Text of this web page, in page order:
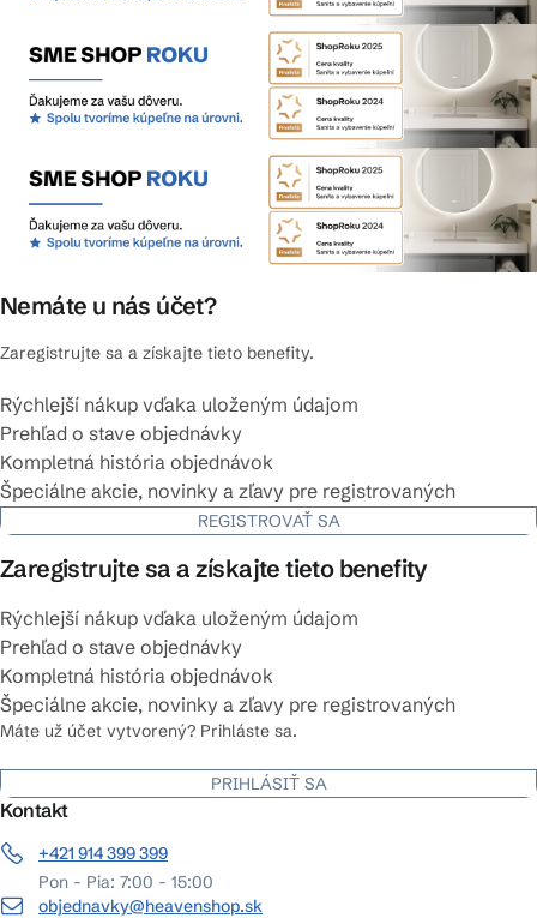
Nemáte u nás účet?
Zaregistrujte sa a získajte tieto benefity.
Rýchlejší nákup vďaka uloženým údajom
Prehľad o stave objednávky
Kompletná história objednávok
Špeciálne akcie, novinky a zľavy pre registrovaných
REGISTROVAŤ SA
Zaregistrujte sa a získajte tieto benefity
Rýchlejší nákup vďaka uloženým údajom
Prehľad o stave objednávky
Kompletná história objednávok
Špeciálne akcie, novinky a zľavy pre registrovaných
Máte už účet vytvorený? Prihláste sa.
PRIHLÁSIŤ SA
Kontakt
+421 914 399 399
Pon - Pia: 7:00 - 15:00
objednavky@heavenshop.sk